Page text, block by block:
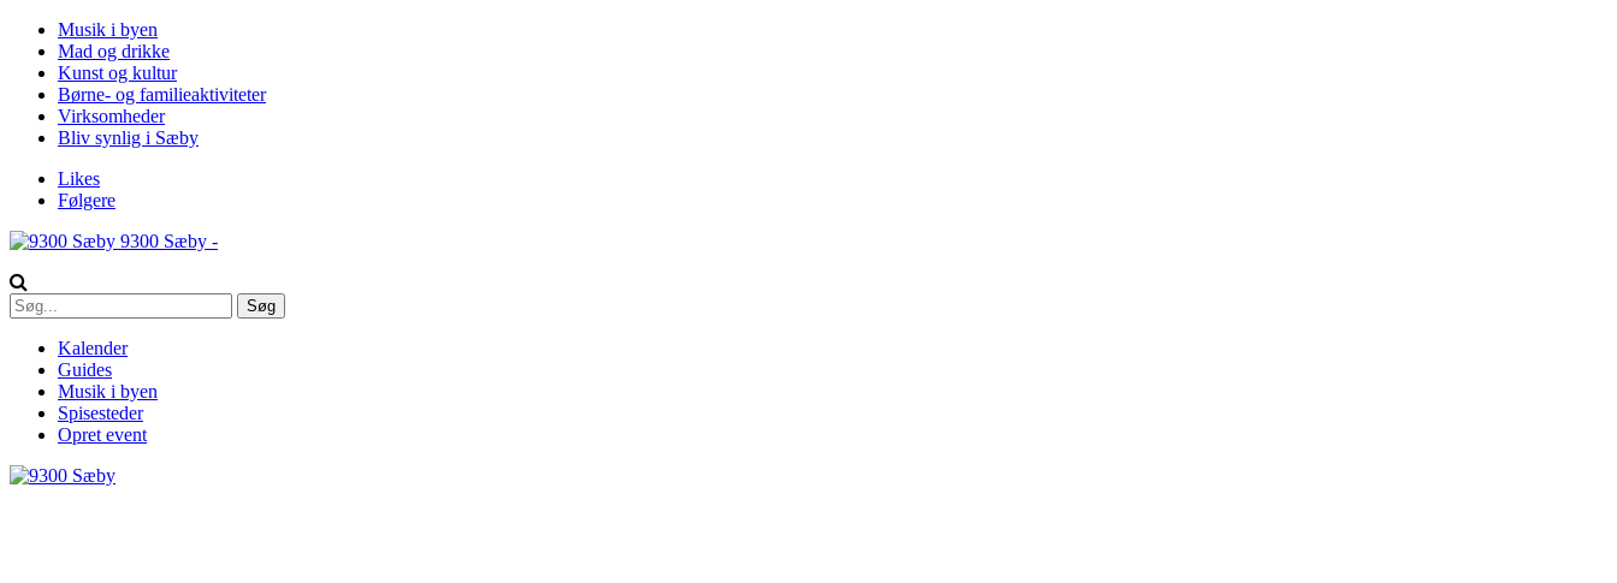
Musik i byen
Mad og drikke
Kunst og kultur
Børne- og familieaktiviteter
Virksomheder
Bliv synlig i Sæby
Likes
Følgere
9300 Sæby -
Kalender
Guides
Musik i byen
Spisesteder
Opret event